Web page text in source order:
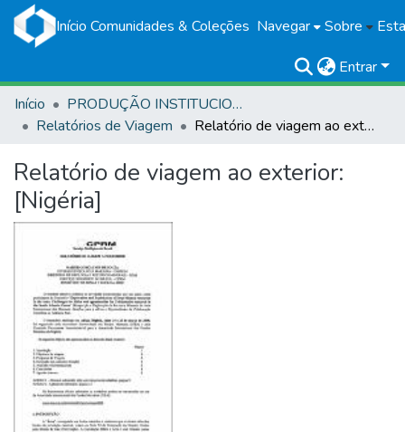
Início Comunidades & Coleções Navegar Sobre
Entrar
Início
PRODUÇÃO INSTITUCIONAL
Relatórios de Viagem
Relatório de viagem ao exterior: [Nigéria]
Relatório de viagem ao exterior:
[Nigéria]